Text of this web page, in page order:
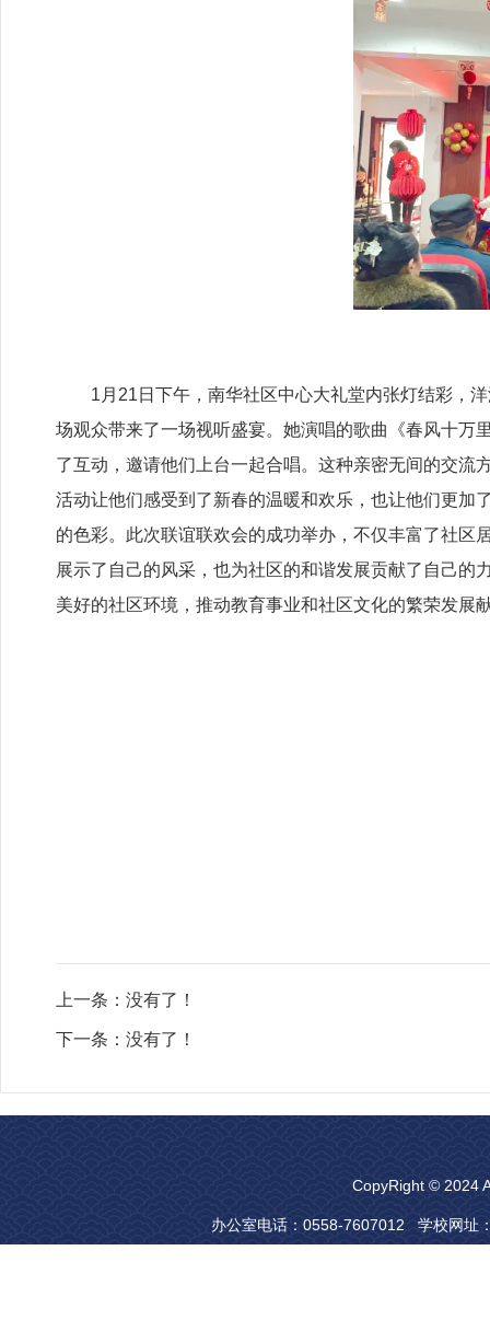
1月21日下午，南华社区中心大礼堂内张灯结彩，
场观众带来了一场视听盛宴。她演唱的歌曲《春风十万
了互动，邀请他们上台一起合唱。这种亲密无间的交流
活动让他们感受到了新春的温暖和欢乐，也让他们更加
的色彩。此次联谊联欢会的成功举办，不仅丰富了社区
展示了自己的风采，也为社区的和谐发展贡献了自己
美好的社区环境，推动教育事业和社区文化的繁荣发展
上一条：没有了！
下一条：没有了！
CopyRight © 2024
办公室电话：0558-7607012 学校网址